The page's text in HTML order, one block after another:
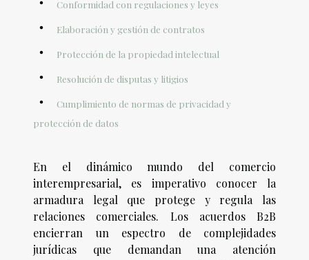
Conformidad con regulaciones y leyes
Elaboración y gestión de contratos
Protección de la propiedad intelectual
Resolución de disputas y litigios
Cumplimiento de normas de privacidad y
protección de datos
En el dinámico mundo del comercio
interempresarial, es imperativo conocer la
armadura legal que protege y regula las
relaciones comerciales. Los acuerdos B2B
encierran un espectro de complejidades
jurídicas que demandan una atención